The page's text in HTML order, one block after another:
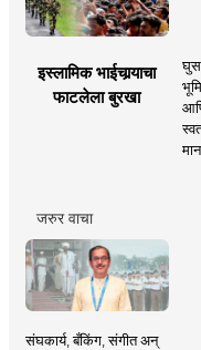
इस्लामिक भाईचार्‍याचा
फाटलेला बुरखा
जरुर वाचा
संघकार्य, बँकिंग, संगीत अन्